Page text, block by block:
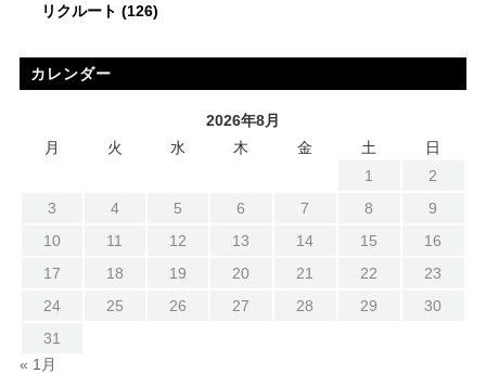
リクルート (126)
カレンダー
2026年8月
月
火 水 木 金 土
日
1
2
3
4 5 6 7 8
9
10
11 12 13 14 15
16
17
18 19 20 21 22
23
24
25 26 27 28 29
30
31
« 1月